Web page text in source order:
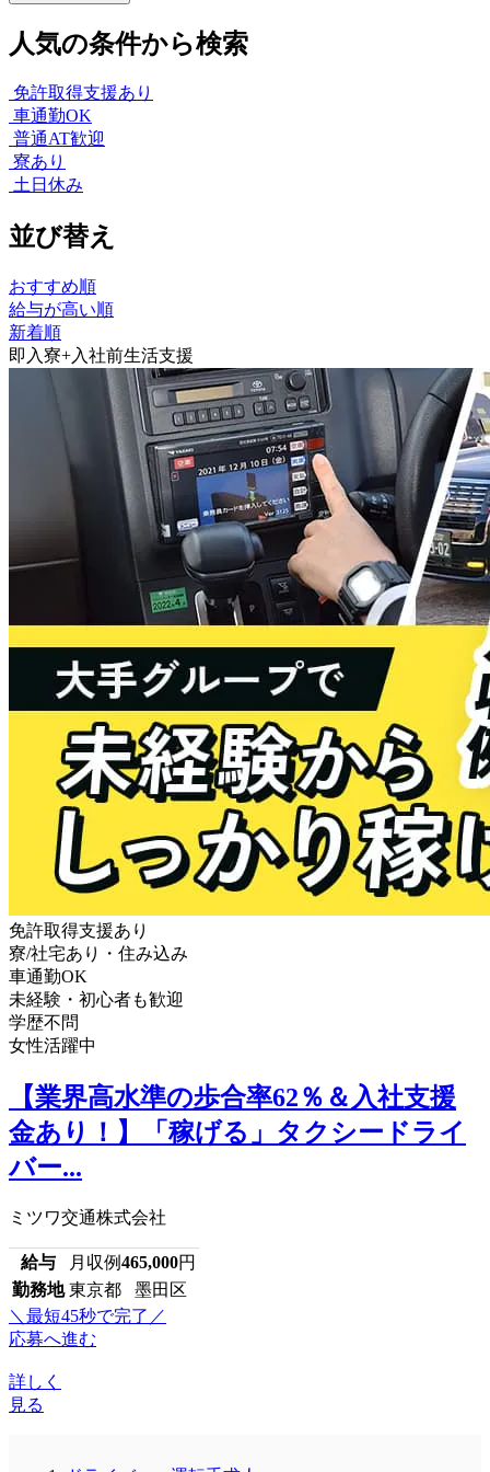
人気の条件から検索
免許取得支援あり
車通勤OK
普通AT歓迎
寮あり
土日休み
並び替え
おすすめ順
給与が高い順
新着順
即入寮+入社前生活支援
免許取得支援あり
寮/社宅あり・住み込み
車通勤OK
未経験・初心者も歓迎
学歴不問
女性活躍中
【業界高水準の歩合率62％＆入社支援
金あり！】「稼げる」タクシードライ
バー...
ミツワ交通株式会社
給与 月収例465,000円
勤務地 東京都 墨田区
＼最短45秒で完了／
応募へ進む
詳しく
見る